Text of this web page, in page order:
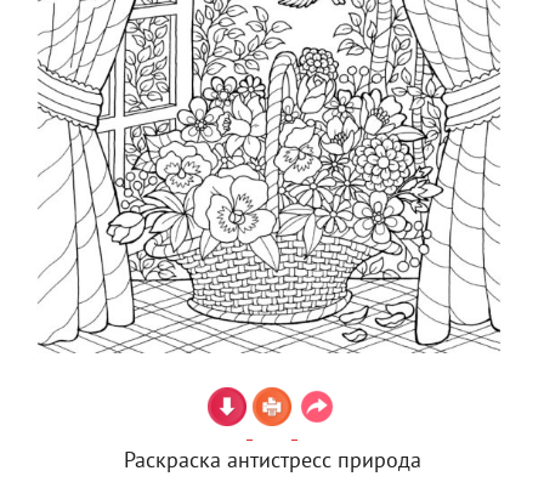
Раскраска антистресс природа